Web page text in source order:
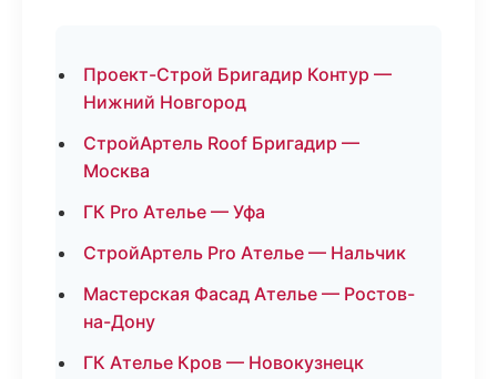
Проект-Строй Бригадир Контур —
Нижний Новгород
СтройАртель Roof Бригадир —
Москва
ГК Pro Ателье — Уфа
СтройАртель Pro Ателье — Нальчик
Мастерская Фасад Ателье — Ростов-
на-Дону
ГК Ателье Кров — Новокузнецк